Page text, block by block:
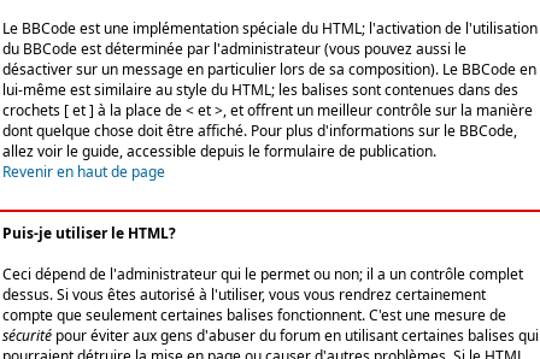
Le BBCode est une implémentation spéciale du HTML; l'activation de l'utilisation
du BBCode est déterminée par l'administrateur (vous pouvez aussi le
désactiver sur un message en particulier lors de sa composition). Le BBCode en
lui-même est similaire au style du HTML; les balises sont contenues dans des
crochets [ et ] à la place de < et >, et offrent un meilleur contrôle sur la manière
dont quelque chose doit être affiché. Pour plus d'informations sur le BBCode,
allez voir le guide, accessible depuis le formulaire de publication.
Revenir en haut de page
Puis-je utiliser le HTML?
Ceci dépend de l'administrateur qui le permet ou non; il a un contrôle complet
dessus. Si vous êtes autorisé à l'utiliser, vous vous rendrez certainement
compte que seulement certaines balises fonctionnent. C'est une mesure de
sécurité pour éviter aux gens d'abuser du forum en utilisant certaines balises qui